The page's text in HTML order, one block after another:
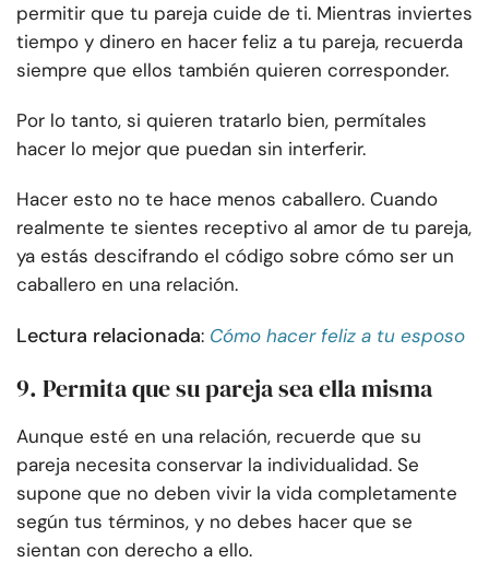
permitir que tu pareja cuide de ti. Mientras inviertes
tiempo y dinero en hacer feliz a tu pareja, recuerda
siempre que ellos también quieren corresponder.
Por lo tanto, si quieren tratarlo bien, permítales
hacer lo mejor que puedan sin interferir.
Hacer esto no te hace menos caballero. Cuando
realmente te sientes receptivo al amor de tu pareja,
ya estás descifrando el código sobre cómo ser un
caballero en una relación.
Lectura relacionada: Cómo hacer feliz a tu esposo
9. Permita que su pareja sea ella misma
Aunque esté en una relación, recuerde que su
pareja necesita conservar la individualidad. Se
supone que no deben vivir la vida completamente
según tus términos, y no debes hacer que se
sientan con derecho a ello.